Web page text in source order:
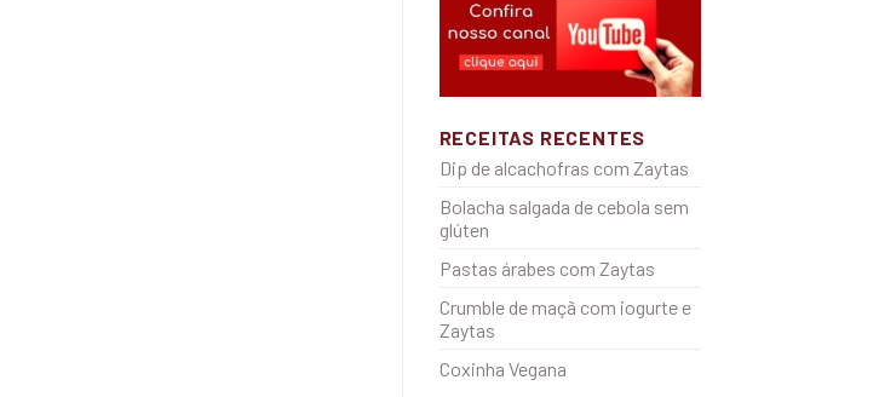
RECEITAS RECENTES
Dip de alcachofras com Zaytas
Bolacha salgada de cebola sem
glúten
Pastas árabes com Zaytas
Crumble de maçã com iogurte e
Zaytas
Coxinha Vegana